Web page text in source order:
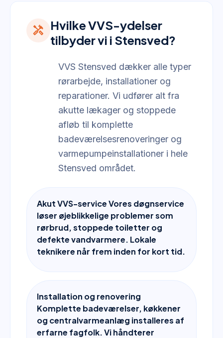
handyman Hvilke VVS-ydelser
tilbyder vi i Stensved?
VVS Stensved dækker alle typer
rørarbejde, installationer og
reparationer. Vi udfører alt fra
akutte lækager og stoppede
afløb til komplette
badeværelsesrenoveringer og
varmepumpeinstallationer i hele
Stensved området.
Akut VVS-service Vores døgnservice
løser øjeblikkelige problemer som
rørbrud, stoppede toiletter og
defekte vandvarmere. Lokale
teknikere når frem inden for kort tid.
Installation og renovering
Komplette badeværelser, køkkener
og centralvarmeanlæg installeres af
erfarne fagfolk. Vi håndterer